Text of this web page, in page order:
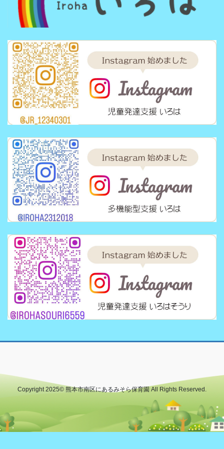
Copyright 2025© 熊本市南区にあるみそら保育園 All Rights Reserved.